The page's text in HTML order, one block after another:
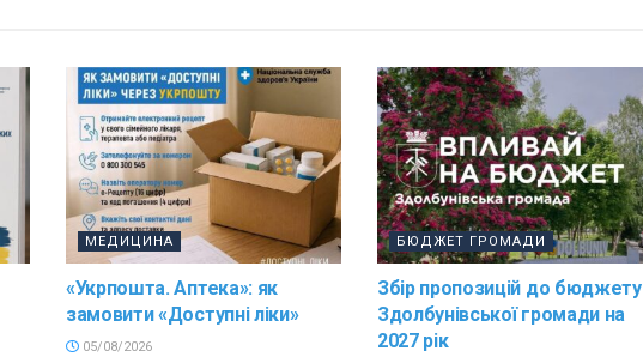
МЕДИЦИНА
«Укрпошта. Аптека»: як
замовити «Доступні ліки»
05/08/2026
БЮДЖЕТ ГРОМАДИ
Збір пропозицій до бюджету
Здолбунівської громади на
2027 рік